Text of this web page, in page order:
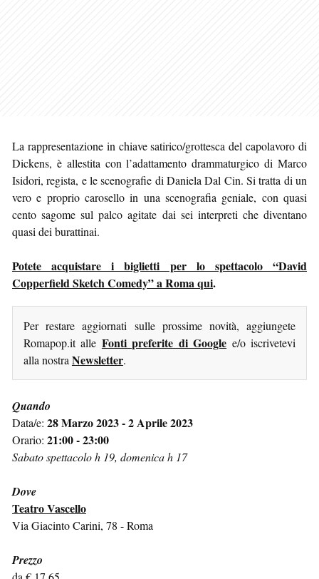
La rappresentazione in chiave satirico/grottesca del capolavoro di
Dickens, è allestita con l’adattamento drammaturgico di Marco
Isidori, regista, e le scenografie di Daniela Dal Cin. Si tratta di un
vero e proprio carosello in una scenografia geniale, con quasi
cento sagome sul palco agitate dai sei interpreti che diventano
quasi dei burattinai.
Potete acquistare i biglietti per lo spettacolo “David
Copperfield Sketch Comedy” a Roma qui.
Per restare aggiornati sulle prossime novità, aggiungete
Romapop.it alle Fonti preferite di Google e/o iscrivetevi
alla nostra Newsletter.
Quando
Data/e: 28 Marzo 2023 - 2 Aprile 2023
Orario: 21:00 - 23:00
Sabato spettacolo h 19, domenica h 17
Dove
Teatro Vascello
Via Giacinto Carini, 78 - Roma
Prezzo